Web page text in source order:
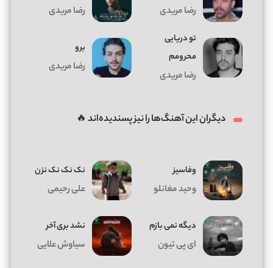
رضا مریدی رضا مریدی
تو دریایی
محرومم
رضا مریدی
برو
رضا مریدی
دیگران این آهنگ‌ها را نیز پسندیده‌اند 🔥
وفاسیز
وحید مغانلو
نک نک نک نزن
علی رحیمی
دیگه نمی بازم
ای پی تیون
نشد بری آخر
سیاوش علایی